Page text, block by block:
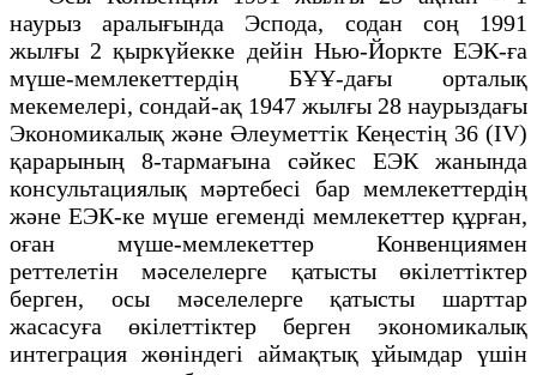
наурыз аралығында Эспода, содан соң 1991
жылғы 2 қыркүйекке дейiн Нью-Йоркте ЕЭК-ға
мүше-мемлекеттердің БҰҰ-дағы орталық
мекемелерi, сондай-ақ 1947 жылғы 28 наурыздағы
Экономикалық және Әлеуметтік Кеңестің 36 (IV)
қарарының 8-тармағына сәйкес ЕЭК жанында
консультациялық мәртебесi бар мемлекеттердің
және ЕЭК-ке мүше егемендi мемлекеттер құрған,
оған мүше-мемлекеттер Конвенциямен
реттелетiн мәселелерге қатысты өкiлеттiктер
берген, осы мәселелерге қатысты шарттар
жасасуға өкiлеттiктер берген экономикалық
интеграция жөнiндегi аймақтық ұйымдар үшiн